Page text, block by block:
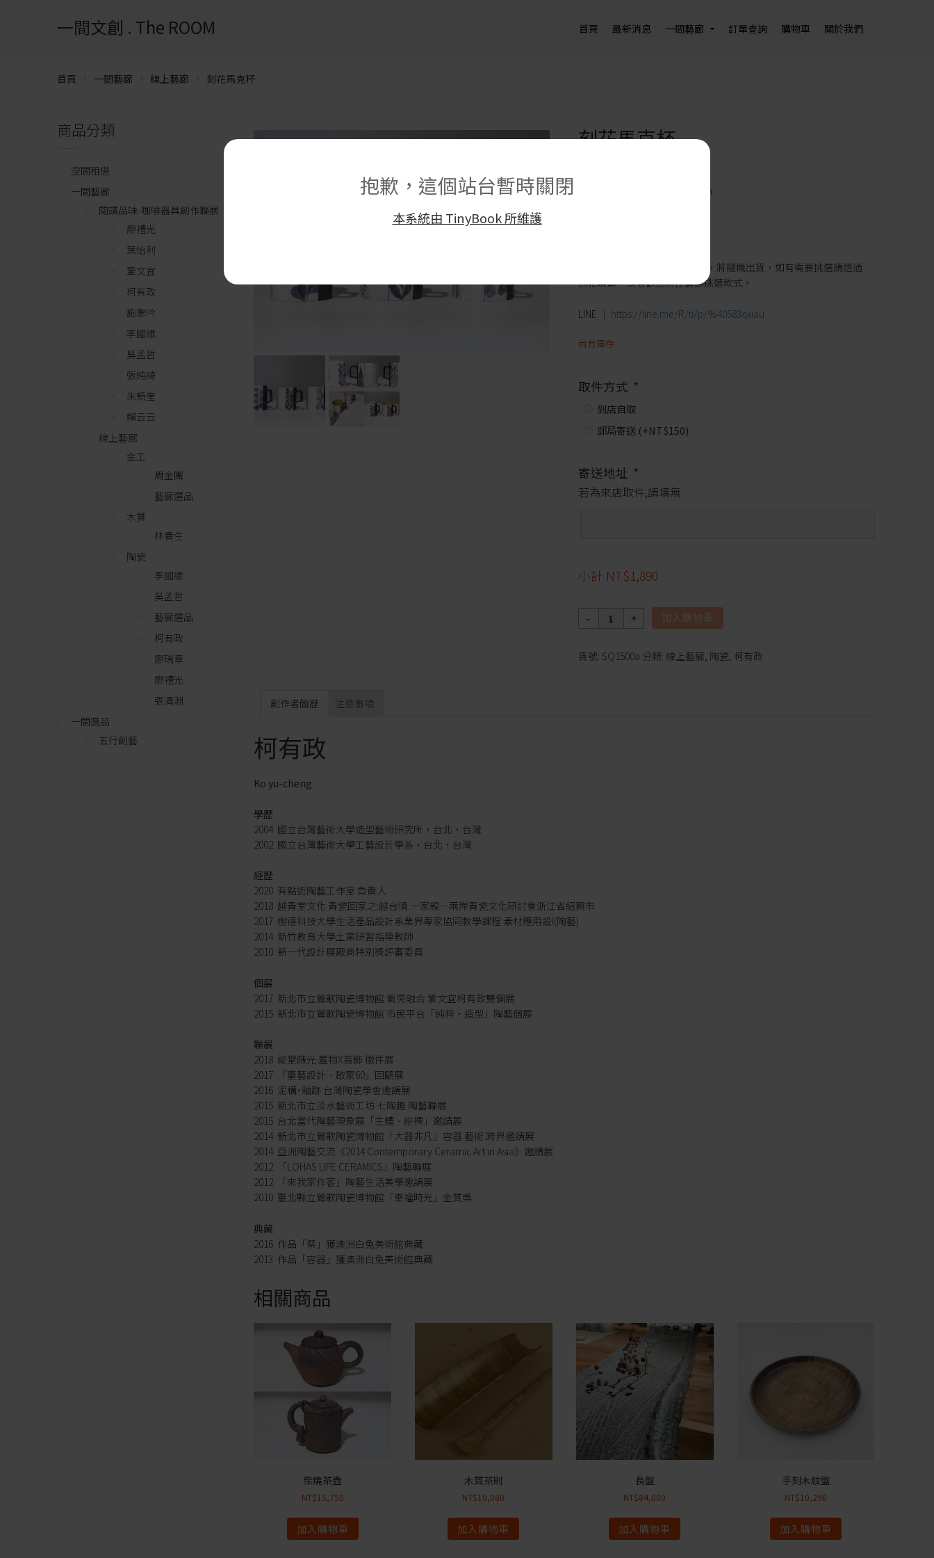
抱歉，這個站台暫時關閉
本系統由 TinyBook 所維護
一間文創 . The ROOM 首頁 最新消息 一間藝廊 訂單查詢 購物車 關於我們
首頁 一間藝廊 線上藝廊 刻花馬克杯
刻花馬克杯
尺寸｜350 ml；直徑 9 x 高 9 cm
手作陶的特性 ，每件略有變化，將隨機出貨，如有需要挑選請透過
LINE聯繫，或者歡迎前往藝廊挑選款式。
LINE │ https://line.me/R/ti/p/%40583qxiau
尚有庫存
取件方式 *
到店自取
郵局寄送 (+NT$150)
寄送地址 *
若為來店取件,請填無
小計 NT$1,890
加入購物車
貨號: SQ1500a 分類: 線上藝廊, 陶瓷, 柯有政
創作者簡歷 注意事項
柯有政
Ko yu-cheng
學歷
2004 國立台灣藝術大學造型藝術研究所，台北，台灣
2002 國立台灣藝術大學工藝設計學系，台北，台灣
經歷
2020 有點近陶藝工作室 負責人
2018 越青堂文化 青瓷回家之:越台情.一家親—兩岸青瓷文化研討會浙江省紹興市
2017 樹德科技大學生活產品設計系業界專家協同教學課程 素材應用設I(陶藝)
2014 新竹教育大學土窯研習指導教師
2010 新一代設計展廠商特別獎評審委員
個展
2017 新北市立鶯歌陶瓷博物館 衝突融合 鞏文宜柯有政雙個展
2015 新北市立鶯歌陶瓷博物館 市民平台「純粹‧造型」陶藝個展
聯展
2018 綻堂蒔光 蓋物X首飾 徵件展
2017 「臺藝設計．啟蒙60」回顧展
2016 泥構˙釉跡 台灣陶瓷學會邀請展
2015 新北市立淡水藝術工坊 七陶趣 陶藝聯展
2015 台北當代陶藝現象展「主體．座標」邀請展
2014 新北市立鶯歌陶瓷博物館「大器非凡」容器.藝術.跨界邀請展
2014 亞洲陶藝交流《2014 Contemporary Ceramic Art in Asia》邀請展
2012 「LOHAS LIFE CERAMICS」陶藝聯展
2012 「來我家作客」陶藝生活美學邀請展
2010 臺北縣立鶯歌陶瓷博物館「幸福時光」金質獎
典藏
2016 作品「祭」獲澳洲白兔美術館典藏
2013 作品「容器」獲澳洲白兔美術館典藏
相關商品
柴燒茶壺
NT$15,750
加入購物車
木質茶則
NT$10,080
加入購物車
長盤
NT$84,000
加入購物車
手刻木紋盤
NT$10,290
加入購物車
商品分類
空間租借
一間藝廊
閱讀品味-咖啡器具創作聯展
廖禮光
葉怡利
鞏文宜
柯有政
施惠吟
李國維
吳孟哲
張純綺
朱新奎
賴云云
線上藝廊
金工
周金團
藝廊選品
木質
林貴生
陶瓷
李國維
吳孟哲
藝廊選品
柯有政
廖瑞章
廖禮光
張清淵
一間選品
五行創藝